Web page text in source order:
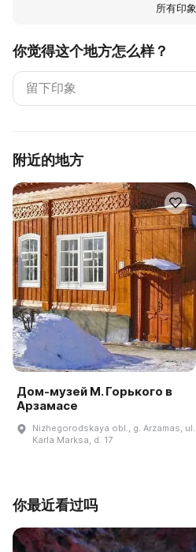
所有印象
你觉得这个地方怎么样？
附近的地方
Дом-музей М. Горького в
Арзамасе
Nizhegorodskaya obl., g. Arzamas, ul.
Karla Marksa, d. 17
你最近看过吗